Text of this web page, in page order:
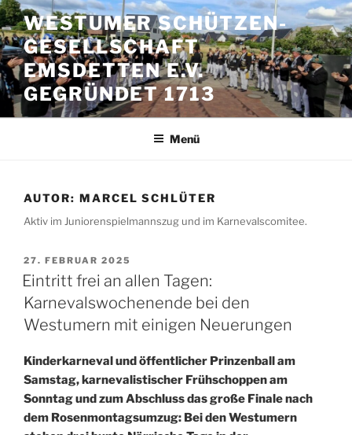
Zum
Inhalt
springen
WESTUMER SCHÜTZEN-
GESELLSCHAFT
EMSDETTEN E.V.
GEGRÜNDET 1713
Menü
AUTOR: MARCEL SCHLÜTER
Aktiv im Juniorenspielmannszug und im Karnevalscomitee.
VERÖFFENTLICHT
AM
27. FEBRUAR 2025
Eintritt frei an allen Tagen:
Karnevalswochenende bei den
Westumern mit einigen Neuerungen
Kinderkarneval und öffentlicher Prinzenball am
Samstag, karnevalistischer Frühschoppen am
Sonntag und zum Abschluss das große Finale nach
dem Rosenmontagsumzug: Bei den Westumern